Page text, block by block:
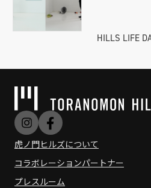
HILLS LIFE
虎ノ門ヒルズについて
コラボレーションパートナー
プレスルーム